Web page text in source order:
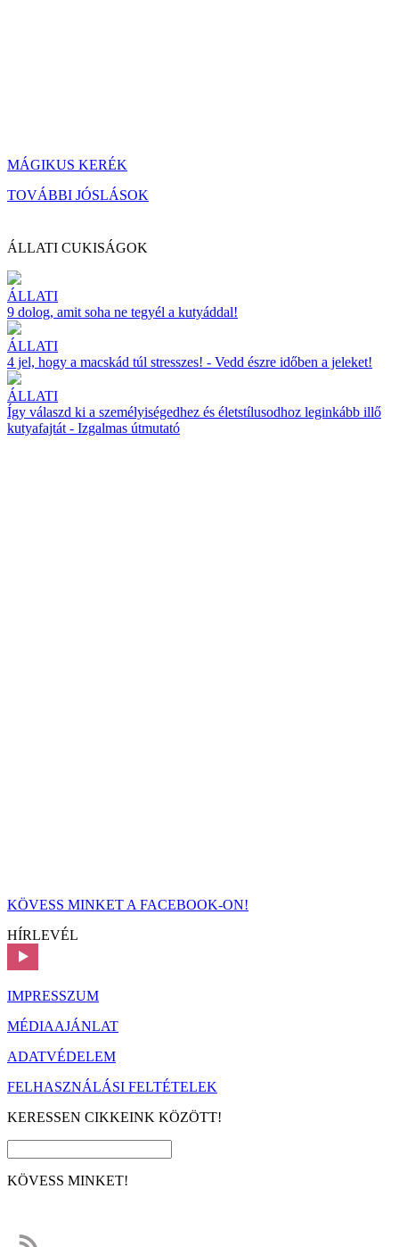
MÁGIKUS KERÉK
TOVÁBBI JÓSLÁSOK
ÁLLATI CUKISÁGOK
ÁLLATI
9 dolog, amit soha ne tegyél a kutyáddal!
ÁLLATI
4 jel, hogy a macskád túl stresszes! - Vedd észre időben a jeleket!
ÁLLATI
Így válaszd ki a személyiségedhez és életstílusodhoz leginkább illő
kutyafajtát - Izgalmas útmutató
KÖVESS MINKET A FACEBOOK-ON!
HÍRLEVÉL
IMPRESSZUM
MÉDIAAJÁNLAT
ADATVÉDELEM
FELHASZNÁLÁSI FELTÉTELEK
KERESSEN CIKKEINK KÖZÖTT!
KÖVESS MINKET!